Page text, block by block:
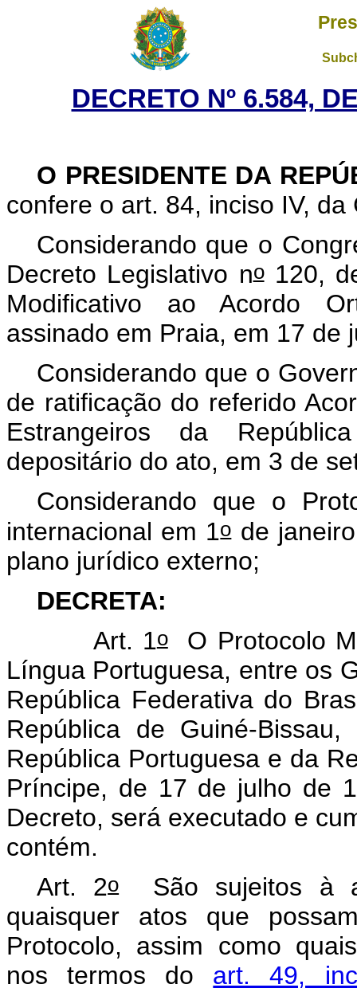
DECRETO Nº 6.584,
O PRESIDENTE DA
confere o art. 84, inciso IV, da
Considerando que o
Decreto Legislativo no120,
Modificativo ao Acordo
assinado em Praia, em 17 de
Considerando que o
de ratificação do referido
Estrangeiros da
depositário do ato, em 3 de
Considerando que o
internacional em 1ode
plano jurídico externo;
DECRETA:
Art. 1oO Protocolo
Língua Portuguesa, entre os
República Federativa do
República de Guiné-
República Portuguesa e da
Príncipe, de 17 de julho de
Decreto, será executado e
contém.
Art. 2oSão sujeitos à
quaisquer atos que
Protocolo, assim como
nos termos do art. 49,